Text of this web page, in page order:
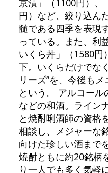
円）など、絞り込ん
髄である四季を表現
っている。また、利
いくら丼」（1580円
下。いくらだけでな
リーズ”を、今後も
という。 アルコー
などの和酒。ライン
と焼酎唎酒師の資格
相談し、メジャーな
向けた珍しい酒まで
焼酎ともに約20銘柄
り一人でも多く気軽